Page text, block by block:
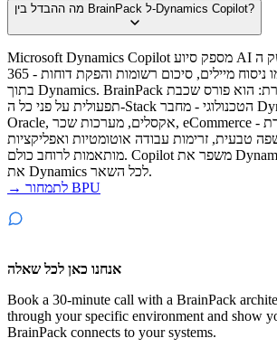
מה ההבדל בין BrainPack ל-Dynamics Copilot?
Microsoft Dynamics Copilot מספק סיוע AI בתוך ממשק ה-Dynamics
365 - עוזר במשימות כמו ניסוח מיילים, סיכום רשומות והפקת דוחות
בתוך Dynamics. BrainPack פועל ברמה אחרת: הוא פורס שכבת AI
תפעולית על פני כל ה-Stack הטכנולוגי - מחבר Dynamics ל-SAP,
Oracle, אקסלים, מערכות שכר, eCommerce וכל מערכת אחרת -
טבעית, זרימות עבודה אוטומטיות ואפליקציות
מותאמות לרוחב כולם. Copilot משפר את Dynamics. BrainPack מחבר
את Dynamics לכל השאר.
→ לתמחור BPU
אנחנו כאן לכל שאלה
Book a 30-minute call with a BrainPack
through your specific environment and show
BrainPack connects to your systems.